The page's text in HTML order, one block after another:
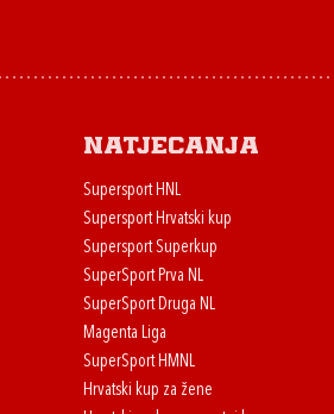
Natjecanja
Supersport HNL
Supersport Hrvatski kup
Supersport Superkup
SuperSport Prva NL
SuperSport Druga NL
Magenta Liga
SuperSport HMNL
Hrvatski kup za žene